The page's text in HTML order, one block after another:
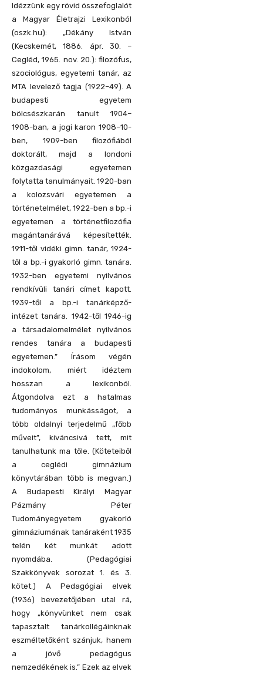
Idézzünk egy rövid összefoglalót
a Magyar Életrajzi Lexikonból
(oszk.hu): „Dékány István
(Kecskemét, 1886. ápr. 30. –
Cegléd, 1965. nov. 20.): filozófus,
szociológus, egyetemi tanár, az
MTA levelező tagja (1922–49). A
budapesti egyetem
bölcsészkarán tanult 1904–
1908-ban, a jogi karon 1908–10-
ben, 1909-ben filozófiából
doktorált, majd a londoni
közgazdasági egyetemen
folytatta tanulmányait. 1920-ban
a kolozsvári egyetemen a
történetelmélet, 1922-ben a bp.-i
egyetemen a történetfilozófia
magántanárává képesítették.
1911-től vidéki gimn. tanár, 1924-
től a bp.-i gyakorló gimn. tanára.
1932-ben egyetemi nyilvános
rendkívüli tanári címet kapott.
1939-től a bp.-i tanárképző-
intézet tanára. 1942-től 1946-ig
a társadalomelmélet nyilvános
rendes tanára a budapesti
egyetemen.” Írásom végén
indokolom, miért idéztem
hosszan a lexikonból.
Átgondolva ezt a hatalmas
tudományos munkásságot, a
több oldalnyi terjedelmű „főbb
műveit”, kíváncsivá tett, mit
tanulhatunk ma tőle. (Köteteiből
a ceglédi gimnázium
könyvtárában több is megvan.)
A Budapesti Királyi Magyar
Pázmány Péter
Tudományegyetem gyakorló
gimnáziumának tanáraként 1935
telén két munkát adott
nyomdába. (Pedagógiai
Szakkönyvek sorozat 1. és 3.
kötet.) A Pedagógiai elvek
(1936) bevezetőjében utal rá,
hogy „könyvünket nem csak
tapasztalt tanárkollégáinknak
eszméltetőként szánjuk, hanem
a jövő pedagógus
nemzedékének is.” Ezek az elvek